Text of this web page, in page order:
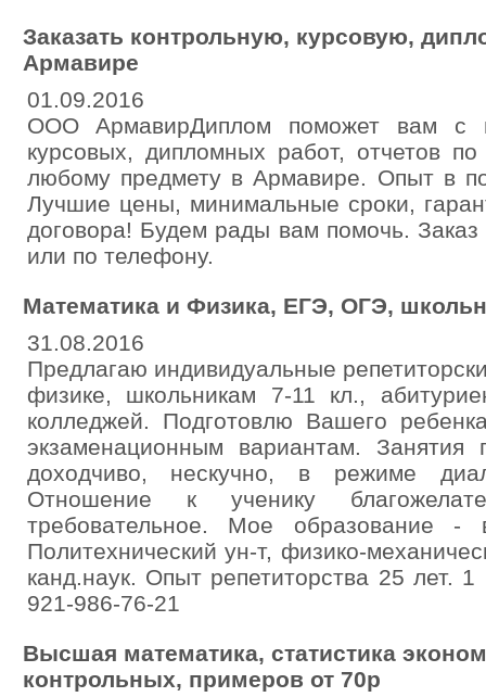
Заказать контрольную, курсовую,
Армавире
01.09.2016
ООО АрмавирДиплом поможет вам с
курсовых, дипломных работ, отчетов
любому предмету в Армавире. Опыт в
Лучшие цены, минимальные сроки,
договора! Будем рады вам помочь.
или по телефону.
Математика и Физика, ЕГЭ, ОГЭ,
31.08.2016
Предлагаю индивидуальные
физике, школьникам 7-11 кл.,
колледжей. Подготовлю Вашего
экзаменационным вариантам.
доходчиво, нескучно, в режиме
Отношение к ученику
требовательное. Мое образование -
Политехнический ун-т, физико-
канд.наук. Опыт репетиторства 25 лет.
921-986-76-21
Высшая математика, статистика
контрольных, примеров от 70р